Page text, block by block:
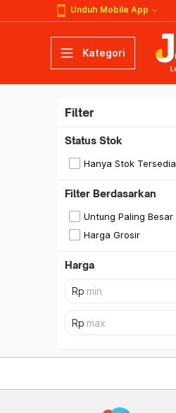
Unduh Mobile App
Kategori
Filter
Status Stok
Hanya Stok Tersedia
Filter Berdasarkan
Untung Paling Besar
Harga Grosir
Harga